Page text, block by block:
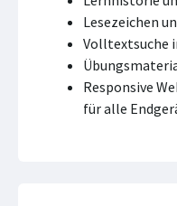
Lesezeichen
Volltextsuche
Responsive
für alle